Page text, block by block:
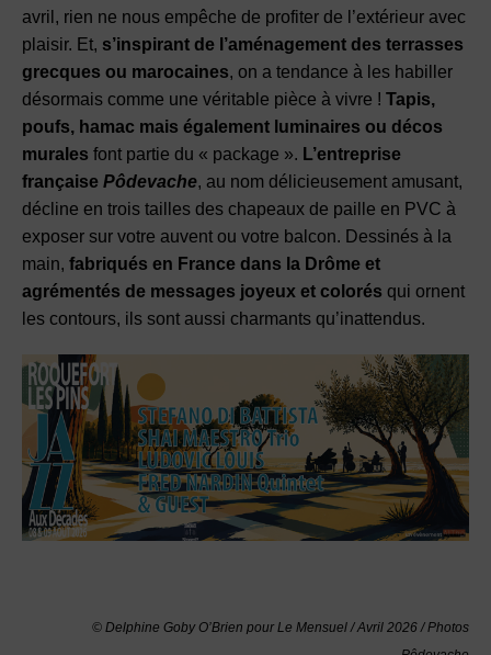
avril, rien ne nous empêche de profiter de l’extérieur avec
plaisir. Et, s’inspirant de l’aménagement des terrasses
grecques ou marocaines, on a tendance à les habiller
désormais comme une véritable pièce à vivre ! Tapis,
poufs, hamac mais également luminaires ou décos
murales font partie du « package ». L’entreprise
française Pôdevache, au nom délicieusement amusant,
décline en trois tailles des chapeaux de paille en PVC à
exposer sur votre auvent ou votre balcon. Dessinés à la
main, fabriqués en France dans la Drôme et
agrémentés de messages joyeux et colorés qui ornent
les contours, ils sont aussi charmants qu’inattendus.
© Delphine Goby O’Brien pour Le Mensuel / Avril 2026 / Photos